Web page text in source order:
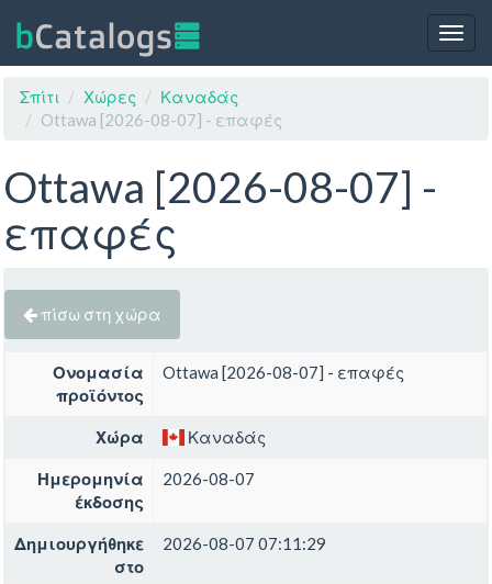
Σπίτι
Χώρες
Καναδάς
Ottawa [2026-08-07] - επαφές
Ottawa [2026-08-07] -
επαφές
πίσω στη χώρα
Ονομασία
προϊόντος
Ottawa [2026-08-07] - επαφές
Χώρα Καναδάς
Ημερομηνία
έκδοσης
2026-08-07
Δημιουργήθηκε
στο
2026-08-07 07:11:29